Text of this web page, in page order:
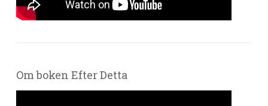
Om boken Efter Detta